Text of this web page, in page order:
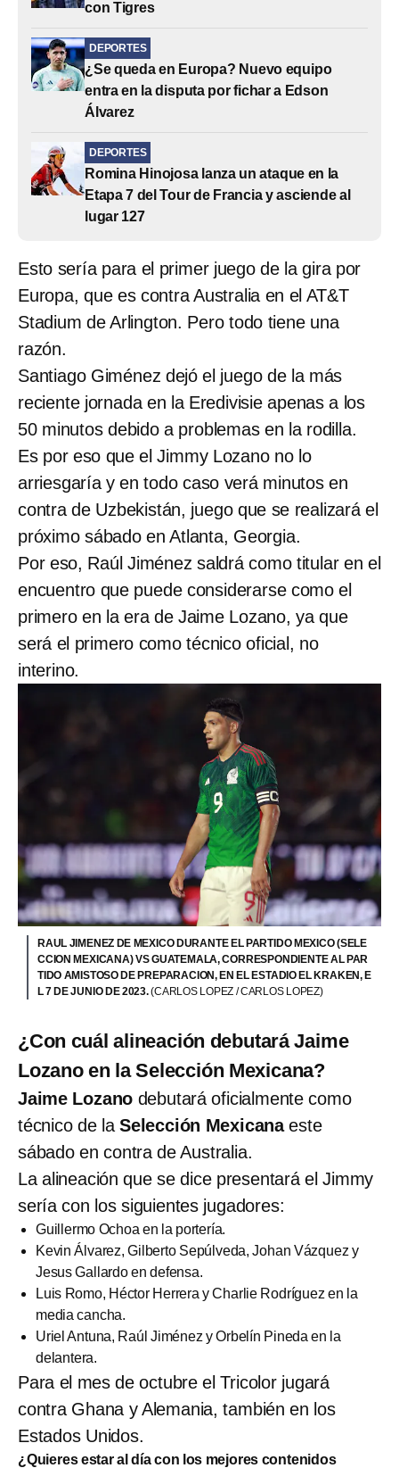
con Tigres
DEPORTES
¿Se queda en Europa? Nuevo equipo
entra en la disputa por fichar a Edson
Álvarez
DEPORTES
Romina Hinojosa lanza un ataque en la
Etapa 7 del Tour de Francia y asciende al
lugar 127
Esto sería para el primer juego de la gira por
Europa, que es contra Australia en el AT&T
Stadium de Arlington. Pero todo tiene una
razón.
Santiago Giménez dejó el juego de la más
reciente jornada en la Eredivisie apenas a los
50 minutos debido a problemas en la rodilla.
Es por eso que el Jimmy Lozano no lo
arriesgaría y en todo caso verá minutos en
contra de Uzbekistán, juego que se realizará el
próximo sábado en Atlanta, Georgia.
Por eso, Raúl Jiménez saldrá como titular en el
encuentro que puede considerarse como el
primero en la era de Jaime Lozano, ya que
será el primero como técnico oficial, no
interino.
RAUL JIMENEZ DE MEXICO DURANTE EL PARTIDO MEXICO (SELE
CCION MEXICANA) VS GUATEMALA, CORRESPONDIENTE AL PAR
TIDO AMISTOSO DE PREPARACION, EN EL ESTADIO EL KRAKEN, E
L 7 DE JUNIO DE 2023.(CARLOS LOPEZ / CARLOS LOPEZ)
¿Con cuál alineación debutará Jaime
Lozano en la Selección Mexicana?
Jaime Lozano debutará oficialmente como
técnico de laSelección Mexicanaeste
sábado en contra de Australia.
La alineación que se dice presentará el Jimmy
sería con los siguientes jugadores:
Guillermo Ochoa en la portería.
Kevin Álvarez, Gilberto Sepúlveda, Johan Vázquez y
Jesus Gallardo en defensa.
Luis Romo, Héctor Herrera y Charlie Rodríguez en la
media cancha.
Uriel Antuna, Raúl Jiménez y Orbelín Pineda en la
delantera.
Para el mes de octubre el Tricolor jugará
contra Ghana y Alemania, también en los
Estados Unidos.
¿Quieres estar al día con los mejores contenidos